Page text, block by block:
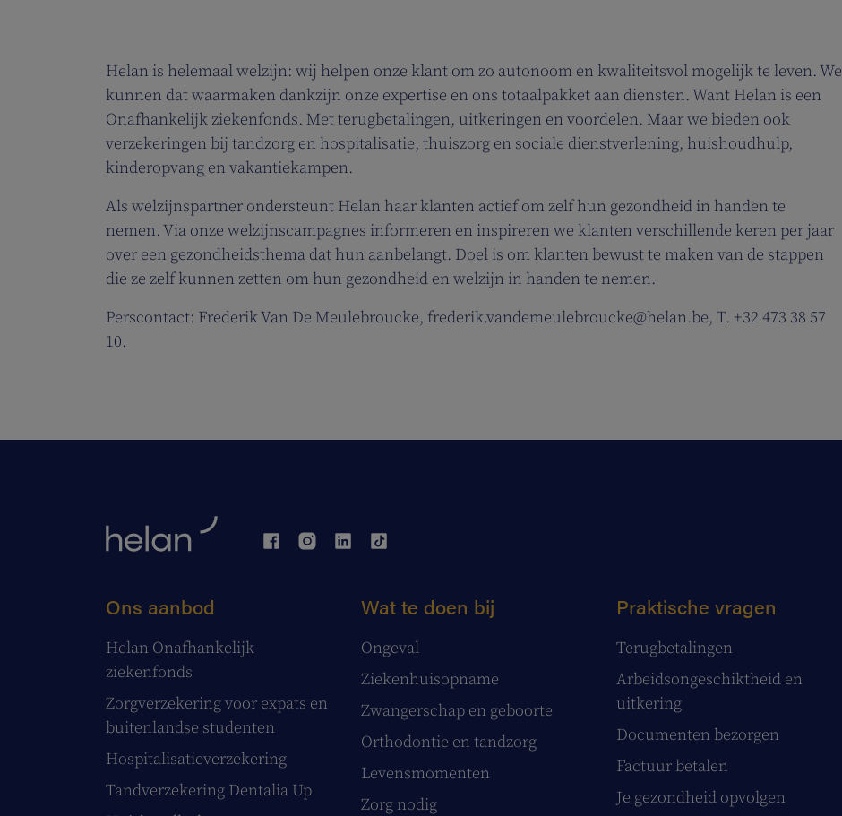
Helan is helemaal welzijn: wij helpen onze klant om zo autonoom en kwaliteitsvol mogelijk te leven. We
kunnen dat waarmaken dankzijn onze expertise en ons totaalpakket aan diensten. Want Helan is een
Onafhankelijk ziekenfonds. Met terugbetalingen, uitkeringen en voordelen. Maar we bieden ook
verzekeringen bij tandzorg en hospitalisatie, thuiszorg en sociale dienstverlening, huishoudhulp,
kinderopvang en vakantiekampen.
Als welzijnspartner ondersteunt Helan haar klanten actief om zelf hun gezondheid in handen te
nemen. Via onze welzijnscampagnes informeren en inspireren we klanten verschillende keren per jaar
over een gezondheidsthema dat hun aanbelangt. Doel is om klanten bewust te maken van de stappen
die ze zelf kunnen zetten om hun gezondheid en welzijn in handen te nemen.
Perscontact: Frederik Van De Meulebroucke, frederik.vandemeulebroucke@helan.be, T. +32 473 38 57
10.
Ons aanbod
Helan Onafhankelijk
ziekenfonds
Zorgverzekering voor expats en
buitenlandse studenten
Hospitalisatieverzekering
Tandverzekering Dentalia Up
Wat te doen bij
Ongeval
Ziekenhuisopname
Zwangerschap en geboorte
Orthodontie en tandzorg
Levensmomenten
Zorg nodig
Praktische vragen
Terugbetalingen
Arbeidsongeschiktheid en
uitkering
Documenten bezorgen
Factuur betalen
Je gezondheid opvolgen